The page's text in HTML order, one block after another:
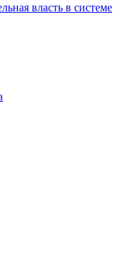
власть в системе